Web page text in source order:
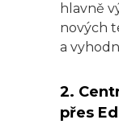
hlavně
nových
a
2.
přes